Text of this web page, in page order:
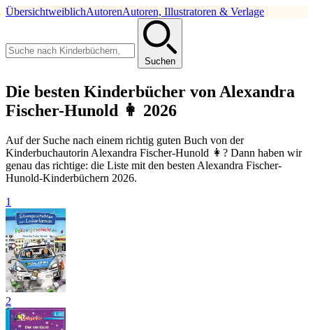
ÜbersichtweiblichAutorenAutoren, Illustratoren & Verlage
Suchen
Die besten Kinderbücher von Alexandra
Fischer-Hunold 👩 2026
Auf der Suche nach einem richtig guten Buch von der
Kinderbuchautorin Alexandra Fischer-Hunold 👩? Dann haben wir
genau das richtige: die Liste mit den besten Alexandra Fischer-
Hunold-Kinderbüchern 2026.
1
2